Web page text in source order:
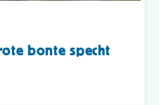
bonte specht